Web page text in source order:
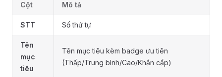
Cột Mô tả
STT Số thứ tự
Tên
mục
tiêu
Tên mục tiêu kèm badge ưu tiên
(Thấp/Trung bình/Cao/Khẩn cấp)